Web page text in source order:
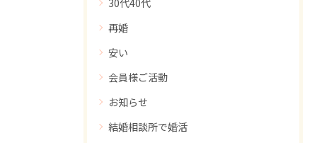
再婚
安い
会員様ご活動
お知らせ
結婚相談所で婚活